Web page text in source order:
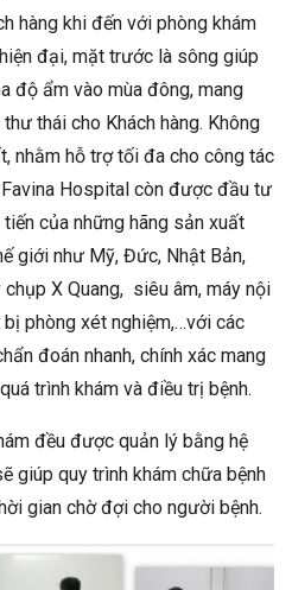
hàng khi đến với phòng khám
đại, mặt trước là sông giúp
độ ẩm vào mùa đông, mang
thái cho Khách hàng. Không
nhằm hỗ trợ tối đa cho công tác
Hospital còn được đầu tư
của những hãng sản xuất
giới như Mỹ, Đức, Nhật Bản,
X Quang, siêu âm, máy nội
phòng xét nghiệm,…với các
đoán nhanh, chính xác mang
trình khám và điều trị bệnh.
đều được quản lý bằng hệ
giúp quy trình khám chữa bệnh
gian chờ đợi cho người bệnh.